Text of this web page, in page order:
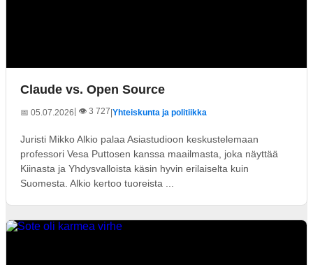
Claude vs. Open Source
📅 05.07.2026 | 👁️ 3 727|Yhteiskunta ja politiikka
Juristi Mikko Alkio palaa Asiastudioon keskustelemaan
professori Vesa Puttosen kanssa maailmasta, joka näyttää
Kiinasta ja Yhdysvalloista käsin hyvin erilaiselta kuin
Suomesta. Alkio kertoo tuoreista ...